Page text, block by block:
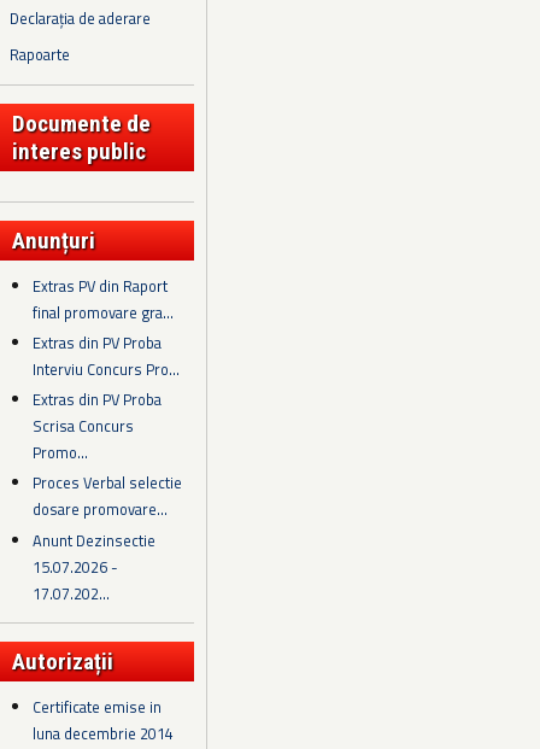
Declarația de aderare
Rapoarte
Documente de
interes public
Anunțuri
Extras PV din Raport
final promovare gra...
Extras din PV Proba
Interviu Concurs Pro...
Extras din PV Proba
Scrisa Concurs
Promo...
Proces Verbal selectie
dosare promovare...
Anunt Dezinsectie
15.07.2026 -
17.07.202...
Autorizații
Certificate emise in
luna decembrie 2014